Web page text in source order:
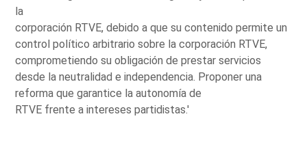
la
corporación RTVE, debido a que su contenido permite un
control político arbitrario sobre la corporación RTVE,
comprometiendo su obligación de prestar servicios
desde la neutralidad e independencia. Proponer una
reforma que garantice la autonomía de
RTVE frente a intereses partidistas.'